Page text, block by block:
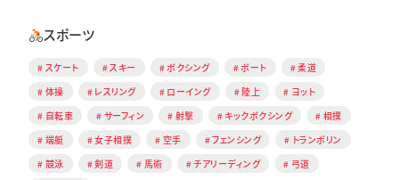
スポーツ
スケート スキー ボクシング ボート
柔道
体操
レスリング ローイング 陸上
ヨット
自転車
サーフィン 射撃 キックボクシング
相撲
端艇
女子相撲 空手 フェンシング
トランポリン
競泳
剣道 馬術 チアリーディング
弓道